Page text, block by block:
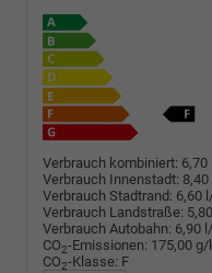
Verbrauch kombiniert:
Verbrauch Innenstadt:
Verbrauch Stadtrand: 6,60
Verbrauch Landstraße:
Verbrauch Autobahn: 6,90
CO2-Emissionen: 175,00
CO2-Klasse: F